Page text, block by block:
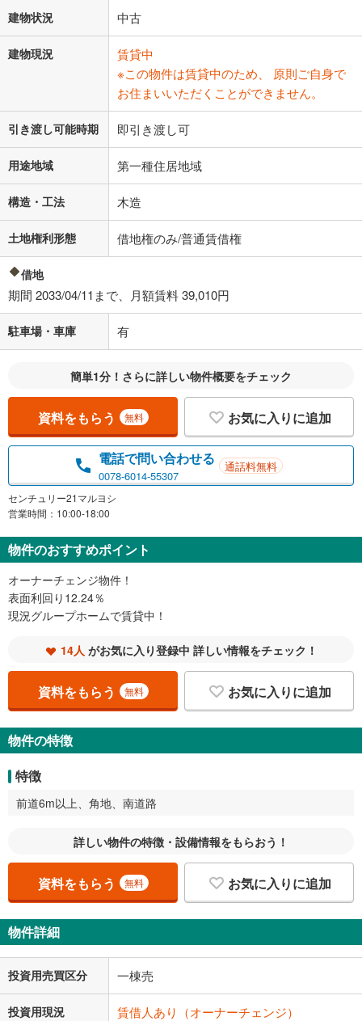
建物状況 中古
建物現況
賃貸中
※この物件は賃貸中のため、 原則ご自身で
お住まいいただくことができません。
引き渡し可能時期 即引き渡し可
用途地域 第一種住居地域
構造・工法 木造
土地権利形態 借地権のみ/普通賃借権
借地
期間 2033/04/11まで、月額賃料 39,010円
駐車場・車庫 有
簡単1分！さらに詳しい物件概要をチェック
資料をもらう 無料 お気に入りに追加
電話で問い合わせる
0078-6014-55307
通話料無料
センチュリー21マルヨシ
営業時間：10:00-18:00
物件のおすすめポイント
オーナーチェンジ物件！
表面利回り12.24％
現況グループホームで賃貸中！
14人 がお気に入り登録中 詳しい情報をチェック！
資料をもらう 無料 お気に入りに追加
物件の特徴
特徴
前道6m以上、角地、南道路
詳しい物件の特徴・設備情報をもらおう！
資料をもらう 無料 お気に入りに追加
物件詳細
投資用売買区分 一棟売
投資用現況
賃借人あり（オーナーチェンジ）